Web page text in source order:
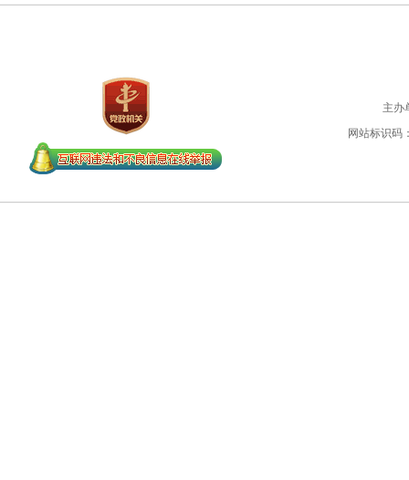
主办
网站标识码